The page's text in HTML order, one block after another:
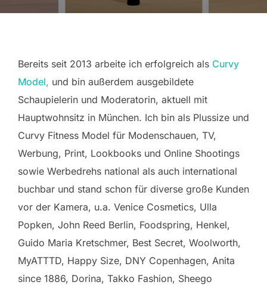
Bereits seit 2013 arbeite ich erfolgreich als Curvy
Model, und bin außerdem ausgebildete
Schaupielerin und Moderatorin, aktuell mit
Hauptwohnsitz in München. Ich bin als Plussize und
Curvy Fitness Model für Modenschauen, TV,
Werbung, Print, Lookbooks und Online Shootings
sowie Werbedrehs national als auch international
buchbar und stand schon für diverse große Kunden
vor der Kamera, u.a. Venice Cosmetics, Ulla
Popken, John Reed Berlin, Foodspring, Henkel,
Guido Maria Kretschmer, Best Secret, Woolworth,
MyATTTD, Happy Size, DNY Copenhagen, Anita
since 1886, Dorina, Takko Fashion, Sheego